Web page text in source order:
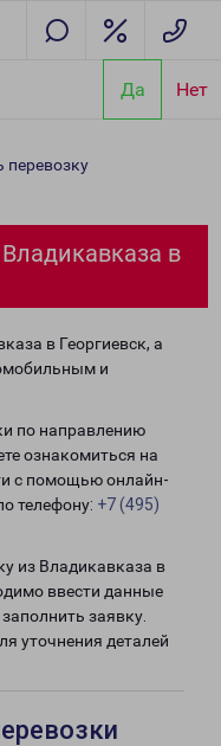
Да Нет
перевозку
в
в Георгиевск, а
и
по направлению
ознакомиться на
с помощью онлайн-
телефону: +7 (495)
из Владикавказа в
ввести данные
заявку.
уточнения деталей